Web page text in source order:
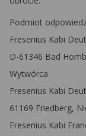
Podmiot
Fresenius Kabi
D-61346 Bad
Wytwórca
Fresenius Kabi
61169 Friedberg,
Fresenius Kabi